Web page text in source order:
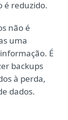
é reduzido.
não é
uma
É
backups
à perda,
dados.